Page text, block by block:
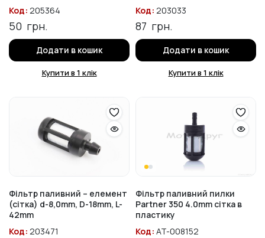
Код: 205364
50 грн.
Додати в кошик
Купити в 1 клік
Код: 203033
87 грн.
Додати в кошик
Купити в 1 клік
Фільтр паливний – елемент
(сітка) d-8,0mm, D-18mm, L-
42mm
Код: 203471
Фільтр паливний пилки
Partner 350 4.0mm сітка в
пластику
Код: AT-008152